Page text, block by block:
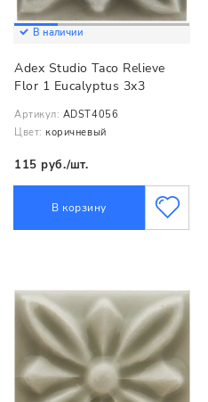
В наличии
Adex Studio Taco Relieve
Flor 1 Eucalyptus 3x3
Артикул: ADST4056
Цвет: коричневый
115 руб./шт.
В корзину